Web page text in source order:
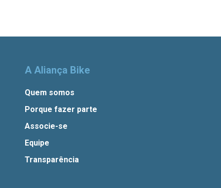
A Aliança Bike
Quem somos
Porque fazer parte
Associe-se
Equipe
Transparência